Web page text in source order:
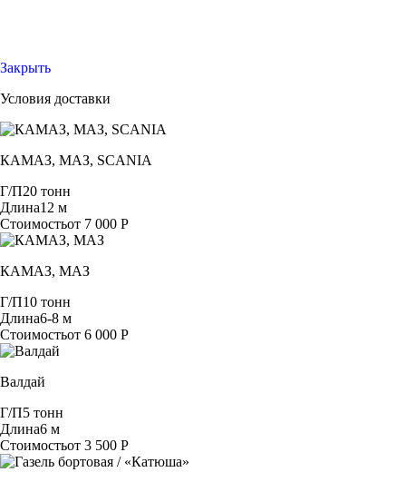
Закрыть
Условия доставки
КАМАЗ, МАЗ, SCANIA
Г/П20 тонн
Длина12 м
Стоимостьот 7 000 Р
КАМАЗ, МАЗ
Г/П10 тонн
Длина6-8 м
Стоимостьот 6 000 Р
Валдай
Г/П5 тонн
Длина6 м
Стоимостьот 3 500 Р